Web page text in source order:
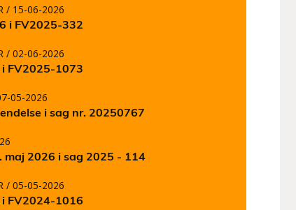
/ 15-06-2026
i FV2025-332
/ 02-06-2026
FV2025-1073
05-2026
i sag nr. 20250767
maj 2026 i sag 2025 - 114
/ 05-05-2026
FV2024-1016